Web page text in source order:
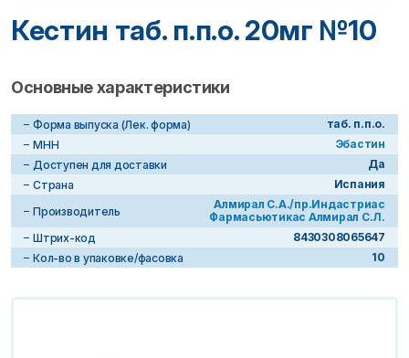
Кестин таб. п.п.о. 20мг №10
Основные характеристики
Форма выпуска (Лек. форма)
таб. п.п.о.
МНН
Эбастин
Доступен для доставки
Да
Страна
Испания
Производитель
Алмирал С.А./пр.Индастриас
Фармасьютикас Алмирал С.Л.
Штрих-код
8430308065647
Кол-во в упаковке/фасовка
10